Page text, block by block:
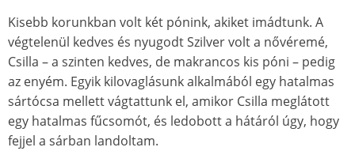
Kisebb korunkban volt két pónink, akiket imádtunk. A
végtelenül kedves és nyugodt Szilver volt a nővéremé,
Csilla – a szinten kedves, de makrancos kis póni – pedig
az enyém. Egyik kilovaglásunk alkalmából egy hatalmas
sártócsa mellett vágtattunk el, amikor Csilla meglátott
egy hatalmas fűcsomót, és ledobott a hátáról úgy, hogy
fejjel a sárban landoltam.